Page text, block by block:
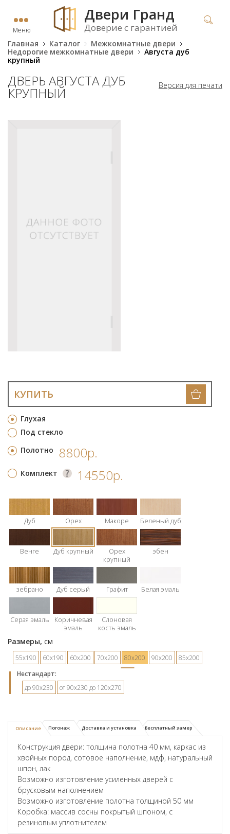
Меню
Двери Гранд
Доверие с гарантией
Главная Каталог
Межкомнатные двери
Недорогие межкомнатные двери
Августа дуб
крупный
Версия для печати
ДВЕРЬ АВГУСТА ДУБ
КРУПНЫЙ
Глухая
Под стекло
КУПИТЬ
Полотно 8800р.
Комплект 14550р.
Дуб Орех Макоре Беленый дуб
Венге Дуб крупный
Орех
крупный
эбен
зебрано Дуб серый Графит Белая эмаль
Серая эмаль
Коричневая
эмаль
Слоновая
кость эмаль
Размеры, см
55х190 60х190 60х200 70х200 80х200 90х200
85х200
Hестандарт:
до 90х230
от 90х230 до 120х270
Описание Погонаж Доставка и установка Бесплатный замер
Конструкция двери: толщина полотна 40 мм, каркас из
хвойных пород, сотовое наполнение, мдф, натуральный
шпон, лак
Возможно изготовление усиленных дверей с
брусковым наполнением
Возможно изготовление полотна толщиной 50 мм
Коробка: массив сосны покрытый шпоном, с
резиновым уплотнителем